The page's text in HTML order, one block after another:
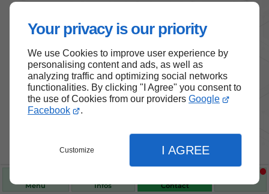
Your privacy is our priority
We use Cookies to improve user experience by
personalising content and ads, as well as
analyzing traffic and optimizing social networks
functionalities. By clicking "I Agree" you consent to
the use of Cookies from our providers Google
Facebook
.
Customize I AGREE
Menu Infos Contact
Nos produits de santé et de